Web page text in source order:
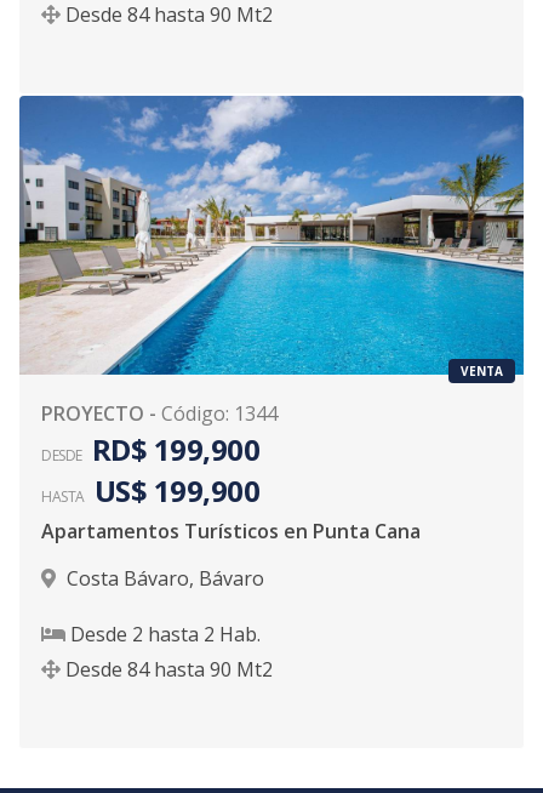
Desde 84 hasta 90 Mt2
VENTA
PROYECTO - Código: 1344
DESDE RD$ 199,900
HASTA US$ 199,900
Apartamentos Turísticos en Punta Cana
Costa Bávaro, Bávaro
Desde 2 hasta 2 Hab.
Desde 84 hasta 90 Mt2